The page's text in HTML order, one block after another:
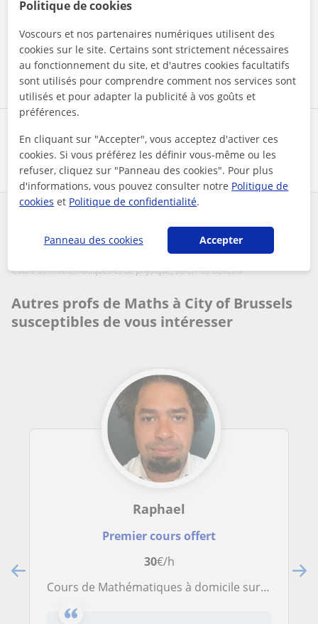
Partagez ce professeur
En cliquant sur l'un des deux boutons, vous acceptez nos
Contacter maintenant
Des problèmes avec ce profil ?Signalez-le
cours de mathématiques et de physique, selon les besoins
Autres profs de Maths à City of Brussels
susceptibles de vous intéresser
Raphael
Premier cours offert
30€/h
Cours de Mathématiques à domicile sur Bruxelles
Politique de cookies
Voscours et nos partenaires numériques utilisent des
cookies sur le site. Certains sont strictement nécessaires
au fonctionnement du site, et d'autres cookies facultatifs
sont utilisés pour comprendre comment nos services sont
utilisés et pour adapter la publicité à vos goûts et
préférences.
En cliquant sur "Accepter", vous acceptez d'activer ces
cookies. Si vous préférez les définir vous-même ou les
refuser, cliquez sur "Panneau des cookies". Pour plus
d'informations, vous pouvez consulter notre Politique de
cookies et Politique de confidentialité.
Panneau des cookies Accepter